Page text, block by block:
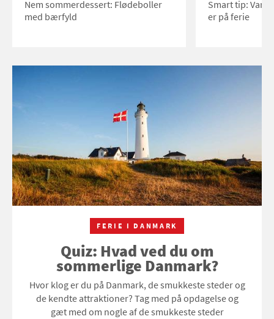
Nem sommerdessert: Flødeboller
med bærfyld
Smart tip:
er på ferie
FERIE I DANMARK
Quiz: Hvad ved du om
sommerlige Danmark?
Hvor klog er du på Danmark, de smukkeste steder og
de kendte attraktioner? Tag med på opdagelse og
gæt med om nogle af de smukkeste steder